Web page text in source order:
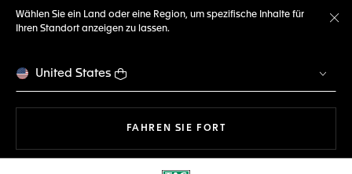
Wählen Sie ein Land oder eine Region, um spezifische Inhalte für
Ihren Standort anzeigen zu lassen.
United States
FAHREN SIE FORTMIT DER NAVIGATION